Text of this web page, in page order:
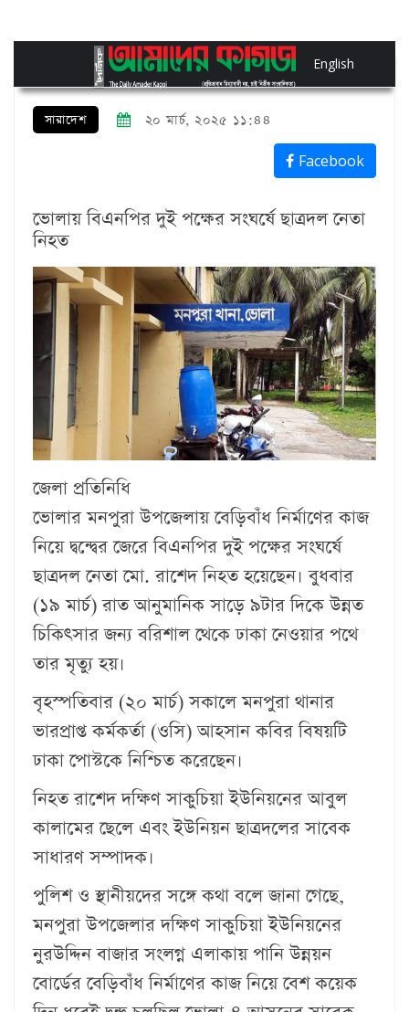
English
সারাদেশ ২০ মার্চ, ২০২৫ ১১:৪৪
Facebook
ভোলায় বিএনপির দুই পক্ষের সংঘর্ষে ছাত্রদল নেতা
নিহত
জেলা প্রতিনিধি
ভোলার মনপুরা উপজেলায় বেড়িবাঁধ নির্মাণের কাজ
নিয়ে দ্বন্দ্বের জেরে বিএনপির দুই পক্ষের সংঘর্ষে
ছাত্রদল নেতা মো. রাশেদ নিহত হয়েছেন। বুধবার
(১৯ মার্চ) রাত আনুমানিক সাড়ে ৯টার দিকে উন্নত
চিকিৎসার জন্য বরিশাল থেকে ঢাকা নেওয়ার পথে
তার মৃত্যু হয়।
বৃহস্পতিবার (২০ মার্চ) সকালে মনপুরা থানার
ভারপ্রাপ্ত কর্মকর্তা (ওসি) আহসান কবির বিষয়টি
ঢাকা পোস্টকে নিশ্চিত করেছেন।
নিহত রাশেদ দক্ষিণ সাকুচিয়া ইউনিয়নের আবুল
কালামের ছেলে এবং ইউনিয়ন ছাত্রদলের সাবেক
সাধারণ সম্পাদক।
পুলিশ ও স্থানীয়দের সঙ্গে কথা বলে জানা গেছে,
মনপুরা উপজেলার দক্ষিণ সাকুচিয়া ইউনিয়নের
নুরউদ্দিন বাজার সংলগ্ন এলাকায় পানি উন্নয়ন
বোর্ডের বেড়িবাঁধ নির্মাণের কাজ নিয়ে বেশ কয়েক